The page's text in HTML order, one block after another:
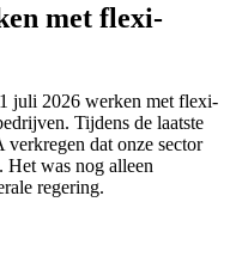
met flexi-
juli 2026 werken met flexi-
Tijdens de laatste
dat onze sector
Het was nog alleen
regering.